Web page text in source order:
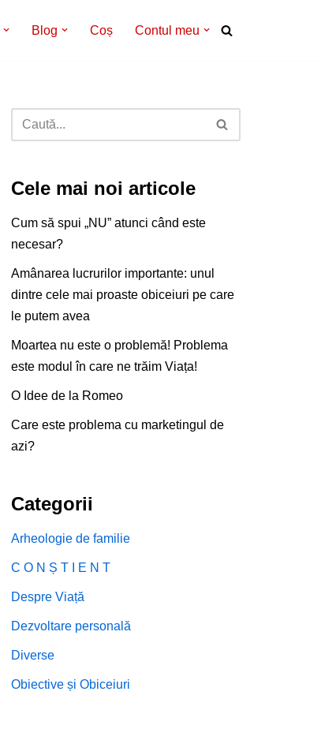
Blog Coș Contul meu
Cele mai noi articole
Cum să spui „NU” atunci când este
necesar?
Amânarea lucrurilor importante: unul
dintre cele mai proaste obiceiuri pe care
le putem avea
Moartea nu este o problemă! Problema
este modul în care ne trăim Viața!
O Idee de la Romeo
Care este problema cu marketingul de
azi?
Categorii
Arheologie de familie
C O N Ș T I E N T
Despre Viață
Dezvoltare personală
Diverse
Obiective și Obiceiuri